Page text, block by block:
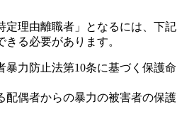
定理由離職者」となるには、下記
る必要があります。
暴力防止法第10条に基づく保護命
配偶者からの暴力の被害者の保護